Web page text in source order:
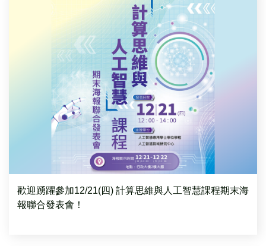
歡迎踴躍參加12/21(四) 計算思維與人工智慧課程期末海
報聯合發表會！